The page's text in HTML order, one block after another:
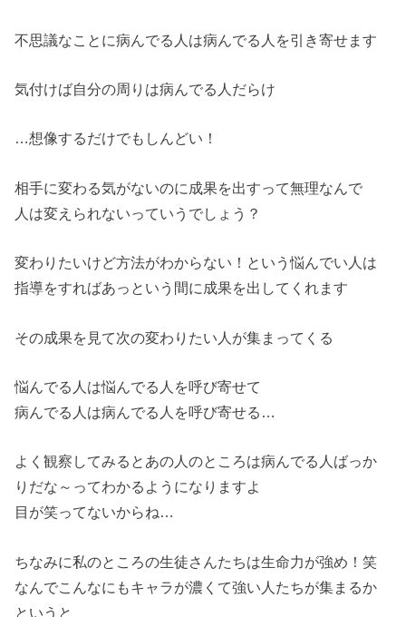
不思議なことに病んでる人は病んでる人を引き寄せます
気付けば自分の周りは病んでる人だらけ
…想像するだけでもしんどい！
相手に変わる気がないのに成果を出すって無理なんで
人は変えられないっていうでしょう？
変わりたいけど方法がわからない！という悩んでい人は
指導をすればあっという間に成果を出してくれます
その成果を見て次の変わりたい人が集まってくる
悩んでる人は悩んでる人を呼び寄せて
病んでる人は病んでる人を呼び寄せる…
よく観察してみるとあの人のところは病んでる人ばっか
りだな～ってわかるようになりますよ
目が笑ってないからね…
ちなみに私のところの生徒さんたちは生命力が強め！笑
なんでこんなにもキャラが濃くて強い人たちが集まるか
というと